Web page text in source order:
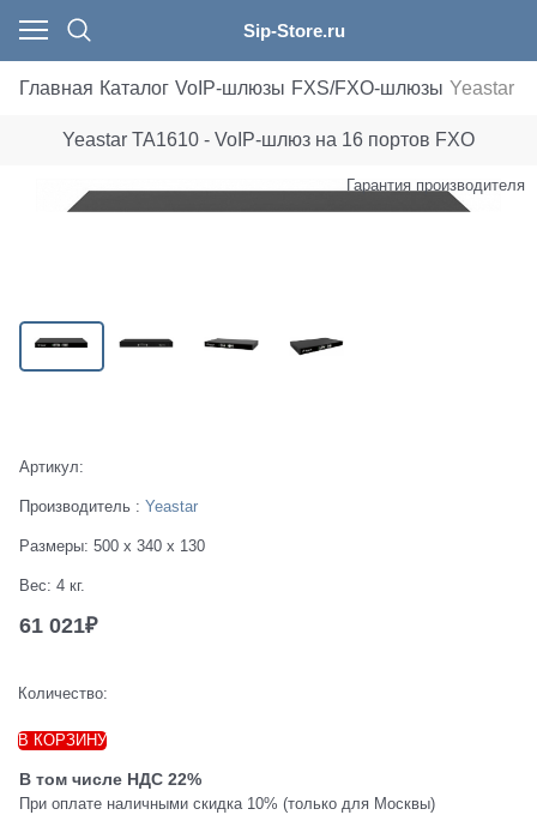
Sip-Store.ru
Главная Каталог VoIP-шлюзы FXS/FXO-шлюзы Yeastar
Yeastar TA1610 - VoIP-шлюз на 16 портов FXO
Гарантия производителя
Артикул:
Производитель : Yeastar
Размеры: 500 x 340 x 130
Вес: 4 кг.
61 021₽
Количество:
В КОРЗИНУ
В том числе НДС 22%
При оплате наличными скидка 10% (только для Москвы)